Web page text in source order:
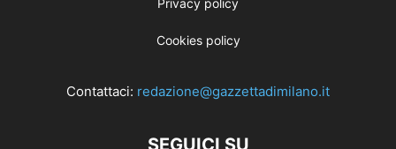
Cookies policy
Contattaci: redazione@gazzettadimilano.it
SEGUICI SU